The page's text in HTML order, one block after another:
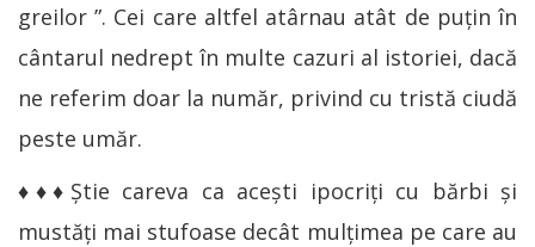
greilor ”. Cei care altfel atârnau atât de puţin în
cântarul nedrept în multe cazuri al istoriei, dacă
ne referim doar la număr, privind cu tristă ciudă
peste umăr.
♦♦♦Știe careva ca acești ipocriți cu bărbi și
mustăți mai stufoase decât mulțimea pe care au